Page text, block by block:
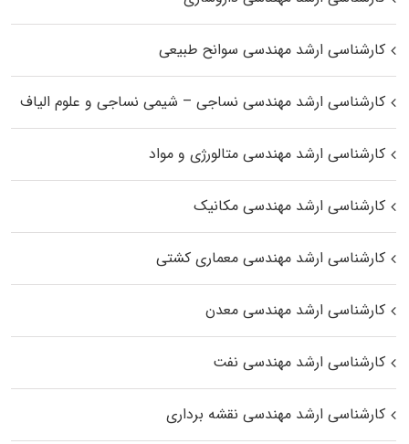
کارشناسی ارشد مهندسی سوانح طبیعی
کارشناسی ارشد مهندسی نساجی – شیمی نساجی و علوم الیاف
کارشناسی ارشد مهندسی متالورژی و مواد
کارشناسی ارشد مهندسی مکانیک
کارشناسی ارشد مهندسی معماری کشتی
کارشناسی ارشد مهندسی معدن
کارشناسی ارشد مهندسی نفت
کارشناسی ارشد مهندسی نقشه برداری